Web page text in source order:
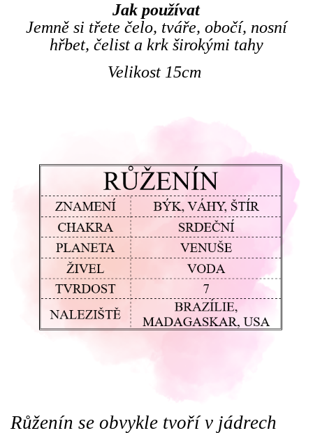
Jak používat
Jemně si třete čelo, tváře, obočí, nosní
hřbet, čelist a krk širokými tahy
Velikost 15cm
Růženín se obvykle tvoří v jádrech